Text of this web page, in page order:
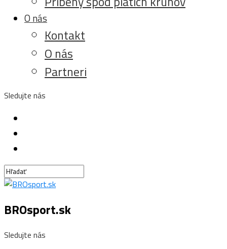
O nás
Kontakt
O nás
Partneri
Sledujte nás
BROsport.sk
Sledujte nás